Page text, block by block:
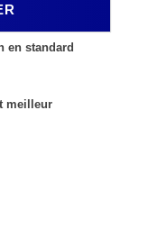
en standard
meilleur